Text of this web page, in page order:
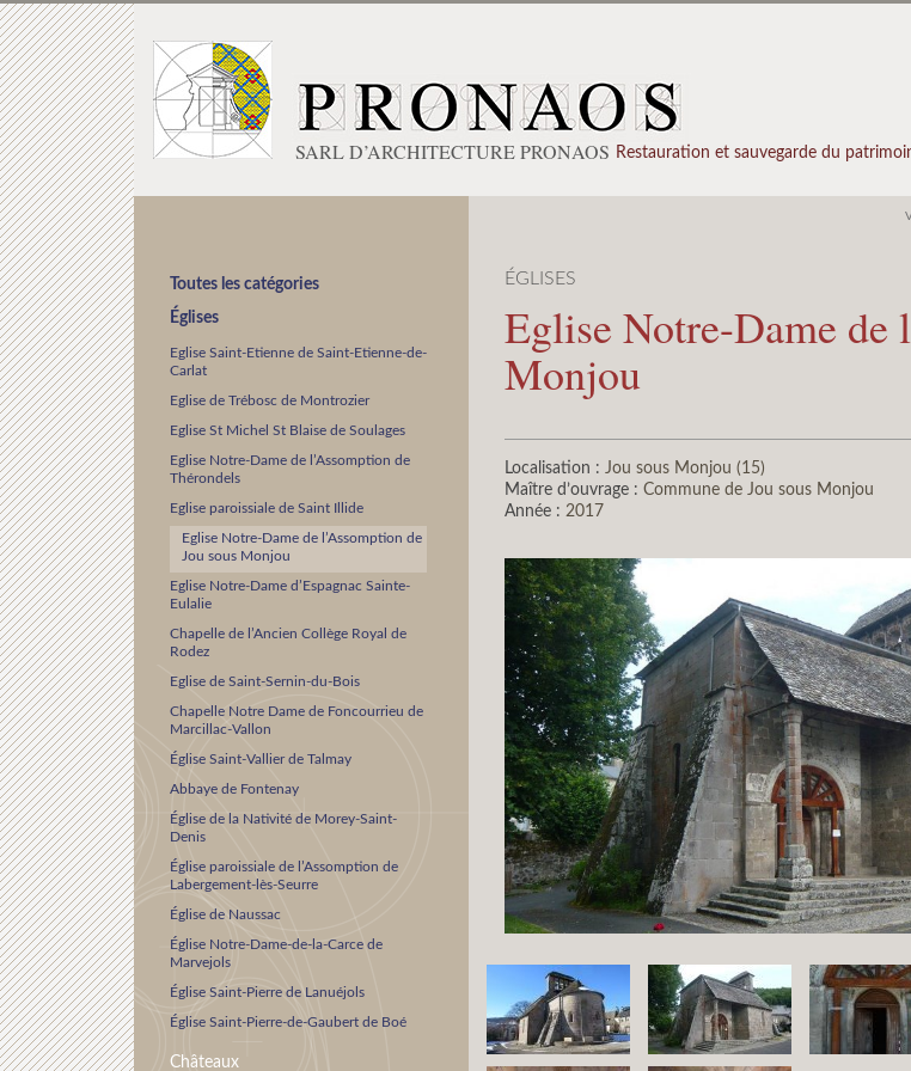
SARL D’ARCHITECTURE PRONAOS Restauration et sauvegarde du
Toutes les catégories
Églises
Eglise Saint-Etienne de Saint-Etienne-de-
Carlat
Eglise de Trébosc de Montrozier
Eglise St Michel St Blaise de Soulages
Eglise Notre-Dame de l’Assomption de
Thérondels
Eglise paroissiale de Saint Illide
Eglise Notre-Dame de l’Assomption de
Jou sous Monjou
Eglise Notre-Dame d’Espagnac Sainte-
Eulalie
Chapelle de l’Ancien Collège Royal de
Rodez
Eglise de Saint-Sernin-du-Bois
Chapelle Notre Dame de Foncourrieu de
Marcillac-Vallon
Église Saint-Vallier de Talmay
Abbaye de Fontenay
Église de la Nativité de Morey-Saint-
Denis
Église paroissiale de l’Assomption de
Labergement-lès-Seurre
Église de Naussac
Église Notre-Dame-de-la-Carce de
Marvejols
Église Saint-Pierre de Lanuéjols
Église Saint-Pierre-de-Gaubert de Boé
Châteaux
ÉGLISES
Eglise Notre-Dame de
Monjou
Localisation : Jou sous Monjou (15)
Maître d’ouvrage : Commune de Jou sous Monjou
Année : 2017